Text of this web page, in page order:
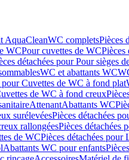
AquaCleanWC completsPièces
WCPour cuvettes de WCPièces
détachées pour Pour sièges
WC et abattants WC
pour Cuvettes de WC à fond plat
de WC à fond creux
AttenantAbattants WC
surélevéesPièces détachées
rallongéesPièces détachées
de WCPièces détachées pour
Abattants WC pour enfants